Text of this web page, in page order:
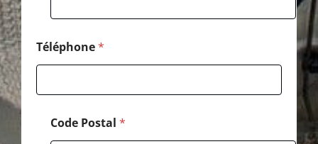
o
Téléphone*
Code Postal *